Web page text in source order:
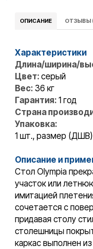
ОПИСАНИЕ ОТЗЫВЫ
Характеристики
Длина/ширина/
Цвет: серый
Вес: 36 кг
Гарантия: 1 год
Страна
Упаковка:
1 шт., размер
Описание и
Стол Olympia
участок или
имитацией
сочетается с
придавая столу
столешницы
каркас выполнен